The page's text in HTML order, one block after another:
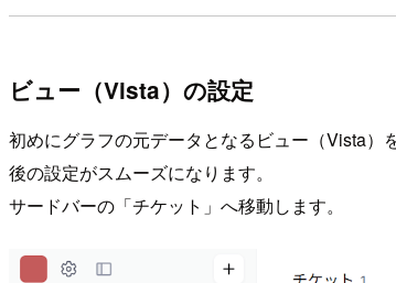
ビュー（Vista）の設定
初めにグラフの元データとなるビュー（Vista
後の設定がスムーズになります。
サードバーの「チケット」へ移動します。